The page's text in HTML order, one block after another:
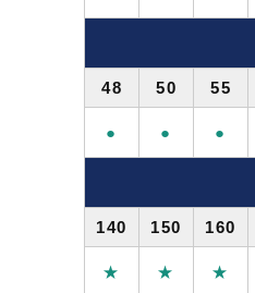
48 50 55
● ● ●
140 150 160
★ ★ ★